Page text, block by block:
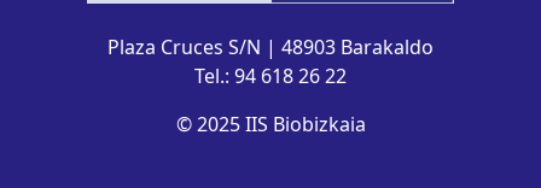
Plaza Cruces S/N | 48903 Barakaldo
Tel.: 94 618 26 22
© 2025 IIS Biobizkaia